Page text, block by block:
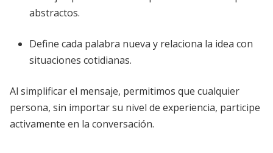
abstractos.
Define cada palabra nueva y relaciona la idea con
situaciones cotidianas.
Al simplificar el mensaje, permitimos que cualquier
persona, sin importar su nivel de experiencia, participe
activamente en la conversación.